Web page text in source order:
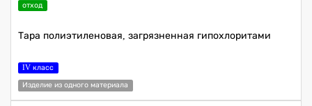
отход
Тара полиэтиленовая, загрязненная гипохлоритами
IV класс
Изделие из одного материала